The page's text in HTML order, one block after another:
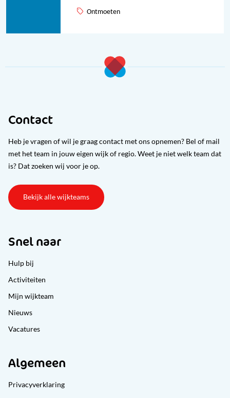
Ontmoeten
Contact
Heb je vragen of wil je graag contact met ons opnemen? Bel of mail
met het team in jouw eigen wijk of regio. Weet je niet welk team dat
is? Dat zoeken wij voor je op.
Bekijk alle wijkteams
Snel naar
Hulp bij
Activiteiten
Mijn wijkteam
Nieuws
Vacatures
Algemeen
Privacyverklaring